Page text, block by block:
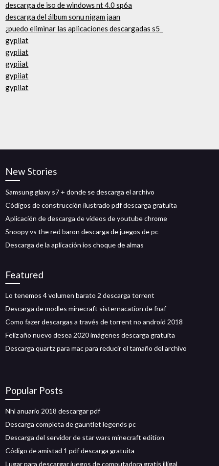
descarga de iso de windows nt 4.0 sp6a
descarga del álbum sonu nigam jaan
¿puedo eliminar las aplicaciones descargadas s5_
gypiiat
gypiiat
gypiiat
gypiiat
gypiiat
New Stories
Samsung glaxy s7 + donde se descarga el archivo
Códigos de construcción ilustrado pdf descarga gratuita
Aplicación de descarga de videos de youtube chrome
Snoopy vs the red baron descarga de juegos de pc
Descarga de la aplicación ios choque de almas
Featured
Lo tenemos 4 volumen barato 2 descarga torrent
Descarga de modles minecraft sisternacation de fnaf
Como fazer descargas a través de torrent no android 2018
Feliz año nuevo desea 2020 imágenes descarga gratuita
Descarga quartz para mac para reducir el tamaño del archivo
Popular Posts
Nhl anuario 2018 descargar pdf
Descarga completa de gauntlet legends pc
Descarga del servidor de star wars minecraft edition
Código de amistad 1 pdf descarga gratuita
Lugar para descargar juegos de computadora gratis illigal